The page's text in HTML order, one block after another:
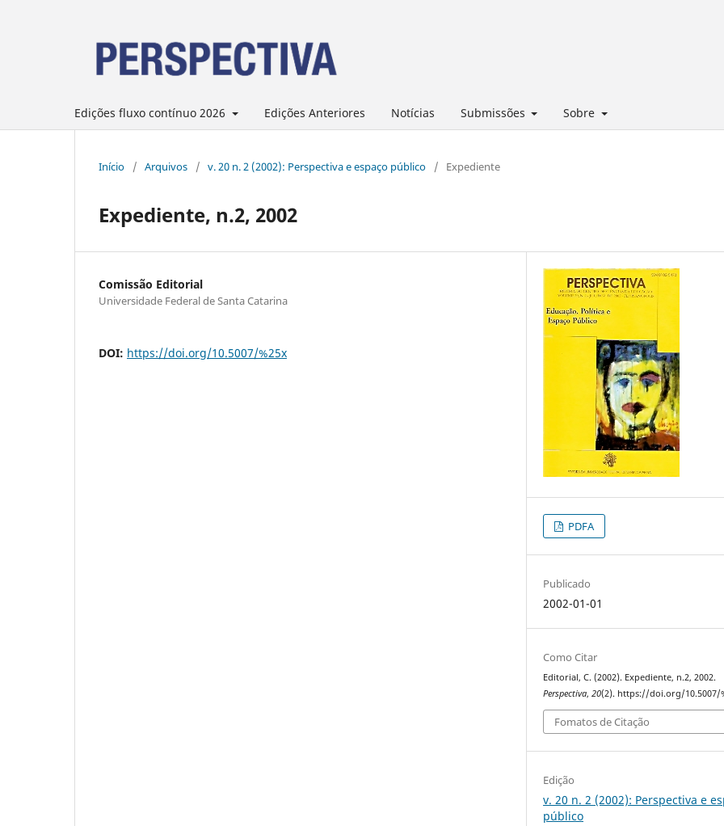
Edições fluxo contínuo 2026 Edições Anteriores Notícias Submissões Sobre
Início / Arquivos / v. 20 n. 2 (2002): Perspectiva e espaço público / Expediente
Expediente, n.2, 2002
Comissão Editorial
Universidade Federal de Santa Catarina
DOI: https://doi.org/10.5007/%25x
PDFA
Publicado
2002-01-01
Como Citar
Editorial, C. (2002). Expediente, n.2, 2002.
Perspectiva,20(2). https://doi.org/10.5007/
Fomatos de Citação
Edição
v. 20 n. 2 (2002): Perspectiva e
público